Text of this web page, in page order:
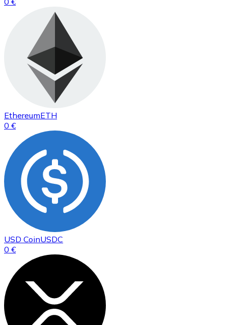
EthereumETH
0 €
USD CoinUSDC
0 €